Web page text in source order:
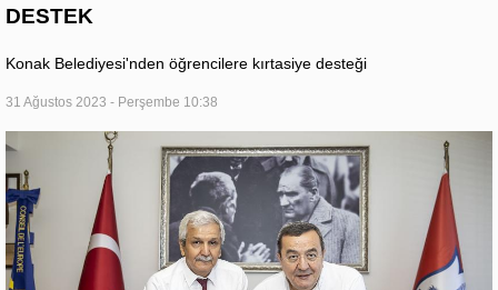
DESTEK
Konak Belediyesi'nden öğrencilere kırtasiye desteği
31 Ağustos 2023 - Perşembe 10:38